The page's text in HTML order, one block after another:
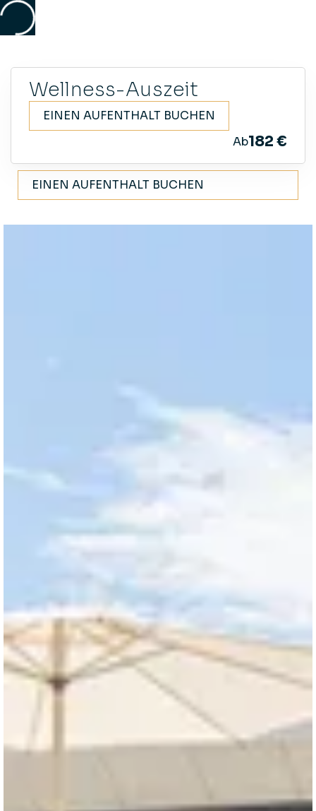
Wellness-Auszeit
182 €
EINEN AUFENTHALT BUCHEN
Wellness-Auszeit
EINEN AUFENTHALT BUCHEN
Ab182 €